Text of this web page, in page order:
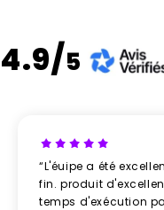
4.9/5
“L'éuipe a été
fin. produit
temps d'exécution